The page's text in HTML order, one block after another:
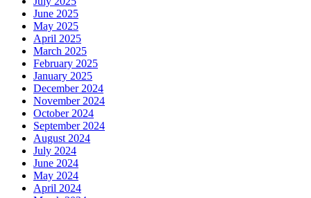
June 2025
May 2025
April 2025
March 2025
February 2025
January 2025
December 2024
November 2024
October 2024
September 2024
August 2024
July 2024
June 2024
May 2024
April 2024